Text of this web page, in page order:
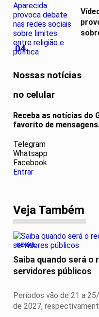
04
Nossas notícias
no celular
Receba as notícias do
favorito de
Telegram
Whatsapp
Facebook
Entrar
Veja Também
GERAL
Saiba quando será o
servidores públicos
Períodos vão de 21 a
de 2027,